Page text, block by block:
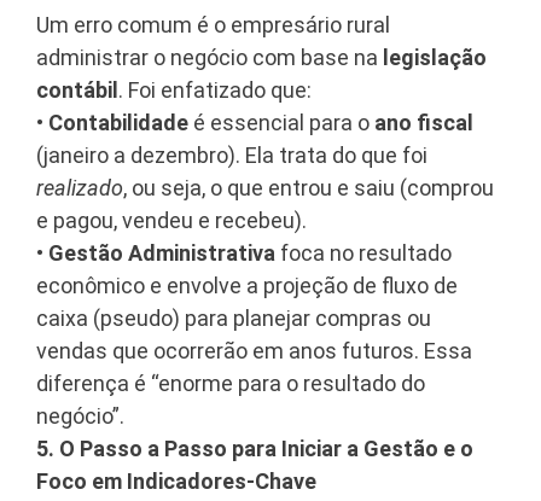
Um erro comum é o empresário rural
administrar o negócio com base na legislação
contábil . Foi enfatizado que:
• Contabilidade é essencial para o ano fiscal
(janeiro a dezembro). Ela trata do que foi
realizado, ou seja, o que entrou e saiu (comprou
e pagou, vendeu e recebeu).
• Gestão Administrativa foca no resultado
econômico e envolve a projeção de fluxo de
caixa (pseudo) para planejar compras ou
vendas que ocorrerão em anos futuros. Essa
diferença é “enorme para o resultado do
negócio”.
5. O Passo a Passo para Iniciar a Gestão e o
Foco em Indicadores-Chave